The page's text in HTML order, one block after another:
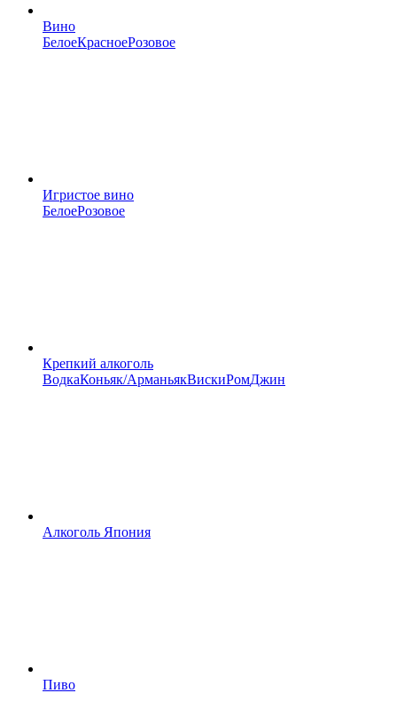
Вино
БелоеКрасноеРозовое
Игристое вино
БелоеРозовое
Крепкий алкоголь
ВодкаКоньяк/АрманьякВискиРомДжин
Алкоголь Япония
Пиво